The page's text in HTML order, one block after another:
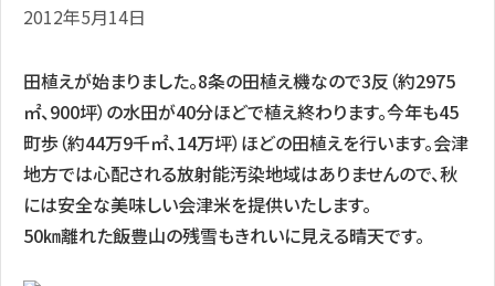
2012年5月14日
田植えが始まりました。8条の田植え機なので3反（約2975
㎡、900坪）の水田が40分ほどで植え終わります。今年も45
町歩（約44万9千㎡、14万坪）ほどの田植えを行います。会津
地方では心配される放射能汚染地域はありませんので、秋
には安全な美味しい会津米を提供いたします。
50㎞離れた飯豊山の残雪もきれいに見える晴天です。